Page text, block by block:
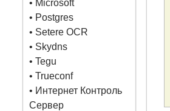
• Microsoft
• Postgres
• Setere OCR
• Skydns
• Tegu
• Trueconf
• Интернет Контроль
Сервер